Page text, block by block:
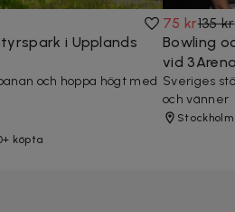
i Upplands
och hoppa högt med
köpta
75 kr135 kr
Bowling
vid
Sveriges
och vänner
Stockholm